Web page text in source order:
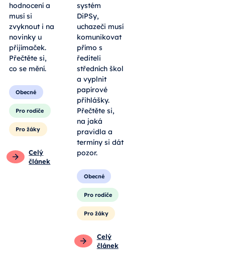
hodnocení a
musí si
zvyknout i na
novinky u
přijímaček.
Přečtěte si,
co se mění.
Obecné
Pro rodiče
Pro žáky
Celý
článek
systém
DiPSy,
uchazeči musí
komunikovat
přímo s
řediteli
středních škol
a vyplnit
papírové
přihlášky.
Přečtěte si,
na jaká
pravidla a
termíny si dát
pozor.
Obecné
Pro rodiče
Pro žáky
Celý
článek